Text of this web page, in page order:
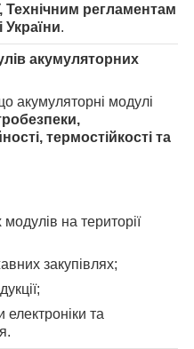
Технічним регламентам
України.
акумуляторних
акумуляторні модулі
термостійкості та
на території
закупівлях;
електроніки та